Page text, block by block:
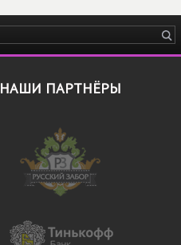
НАШИ ПАРТНЁРЫ